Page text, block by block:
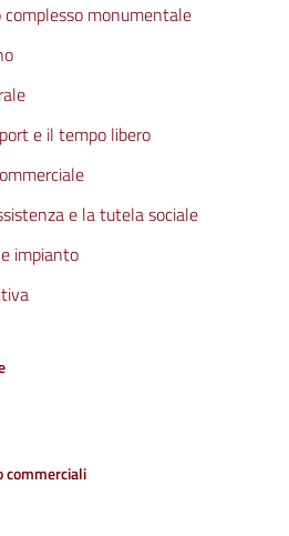
monumentale
e il tempo libero
e la tutela sociale
impianto
commerciali